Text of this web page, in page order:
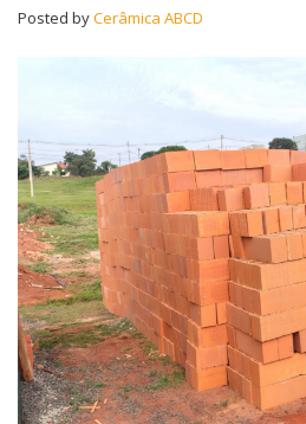
Posted byCerâmica ABCD